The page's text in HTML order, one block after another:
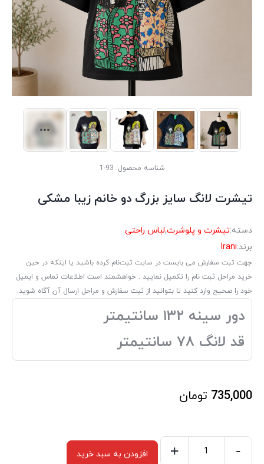
شناسه محصول: 93-1
تیشرت لانگ سایز بزرگ دو خانم زیبا مشکی
دسته:تیشرت و پلوشرت,لباس راحتی
برند:Irani
جهت ثبت سفارش می بایست در سایت ثبت‌نام کرده باشید یا اینکه در حین
خرید مراحل ثبت نام را تکمیل نمایید . خواهشمند است اطلاعات تماس و ایمیل
خود را صحیح وارد کنید تا بتوانید از ثبت سفارش و مراحل ارسال آن آگاه شوید.
دور سینه ۱۳۲ سانتیمتر
قد لانگ ۷۸ سانتیمتر
735,000 تومان
-
+ افزودن به سبد خرید